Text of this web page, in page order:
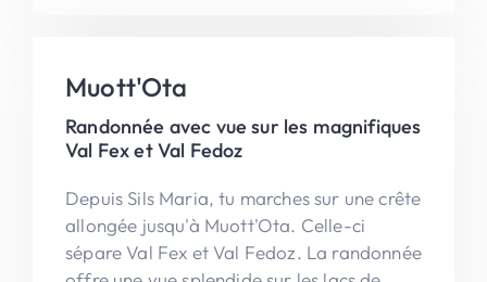
Muott'Ota
Randonnée avec vue sur les magnifiques
Val Fex et Val Fedoz
Depuis Sils Maria, tu marches sur une crête
allongée jusqu'à Muott'Ota. Celle-ci
sépare Val Fex et Val Fedoz. La randonnée